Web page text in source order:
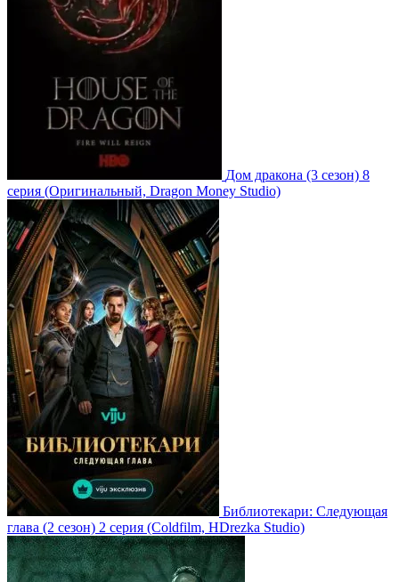
Дом дракона (3 сезон) 8
серия (Оригинальный, Dragon Money Studio)
Библиотекари: Следующая
глава (2 сезон) 2 серия (Coldfilm, HDrezka Studio)